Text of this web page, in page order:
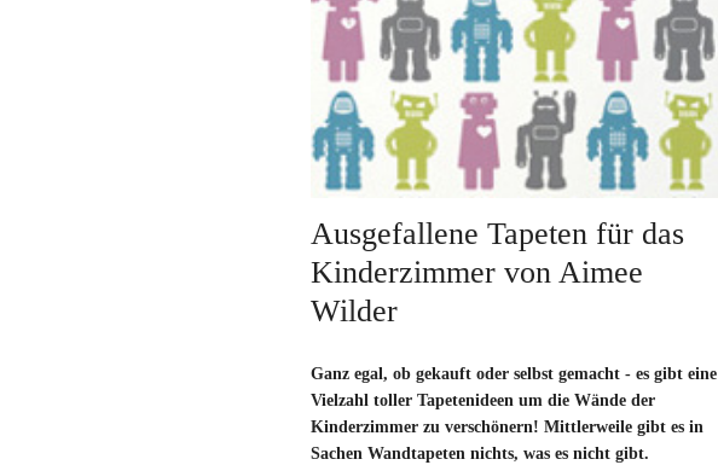
Ausgefallene Tapeten für das
Kinderzimmer von Aimee
Wilder
Ganz egal, ob gekauft oder selbst gemacht - es gibt eine
Vielzahl toller Tapetenideen um die Wände der
Kinderzimmer zu verschönern! Mittlerweile gibt es in
Sachen Wandtapeten nichts, was es nicht gibt.